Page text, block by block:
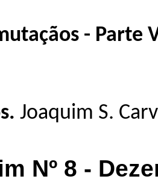
- Parte
Joaquim S.
Nº 8 -